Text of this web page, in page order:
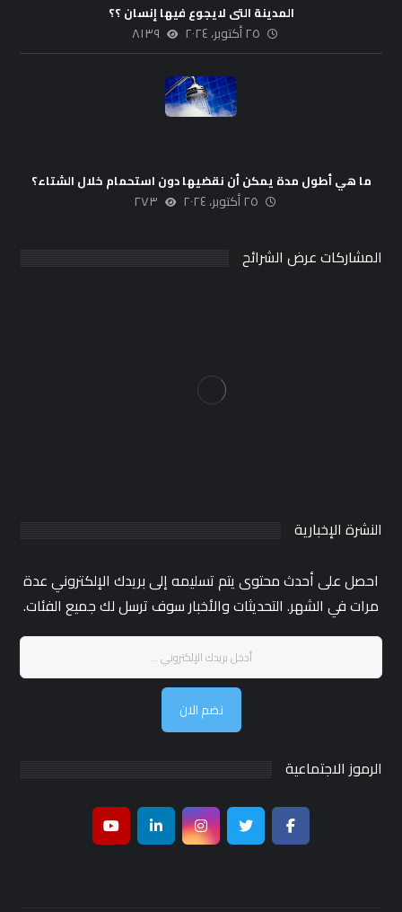
المدينة التى لايجوع فيها إنسان ؟؟
٢٥ أكتوبر، ٢٠٢٤ ٨١٣٩
ما هي أطول مدة يمكن أن نقضيها دون استحمام خلال الشتاء؟
٢٥ أكتوبر، ٢٠٢٤ ٢٧٣
المشاركات عرض الشرائح
النشرة الإخبارية
احصل على أحدث محتوى يتم تسليمه إلى بريدك الإلكتروني عدة
مرات في الشهر. التحديثات والأخبار سوف ترسل لك جميع الفئات.
نضم الان
الرموز الاجتماعية